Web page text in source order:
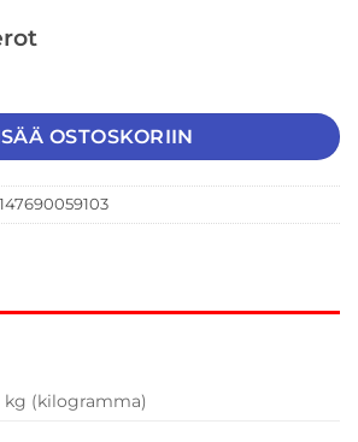
37.5% määrä
OSTOSKORIIN
kg (kilogramma)